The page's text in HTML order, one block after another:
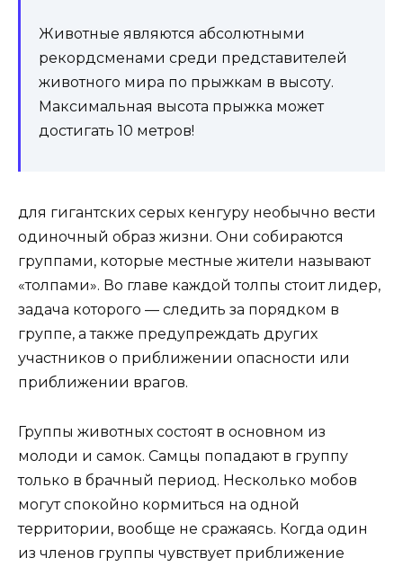
Животные являются абсолютными
рекордсменами среди представителей
животного мира по прыжкам в высоту.
Максимальная высота прыжка может
достигать 10 метров!
для гигантских серых кенгуру необычно вести
одиночный образ жизни. Они собираются
группами, которые местные жители называют
«толпами». Во главе каждой толпы стоит лидер,
задача которого — следить за порядком в
группе, а также предупреждать других
участников о приближении опасности или
приближении врагов.
Группы животных состоят в основном из
молоди и самок. Самцы попадают в группу
только в брачный период. Несколько мобов
могут спокойно кормиться на одной
территории, вообще не сражаясь. Когда один
из членов группы чувствует приближение